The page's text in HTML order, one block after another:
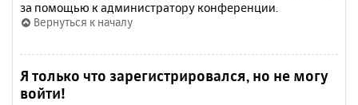
за помощью к администратору конференции.
Вернуться к началу
Я только что зарегистрировался, но не могу
войти!